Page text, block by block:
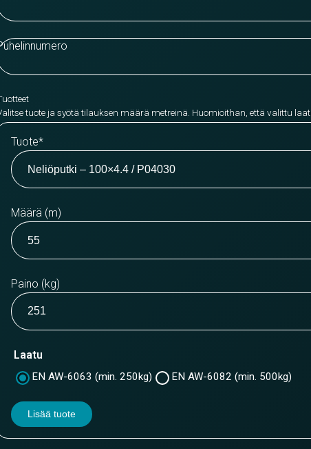
tuote ja syötä tilauksen määrä metreinä. Huomioithan, että valittu
Tuote*
Määrä (m)
Paino (kg)
Laatu
EN AW-6063 (min. 250kg) EN AW-6082 (min. 500kg)
Lisää tuote